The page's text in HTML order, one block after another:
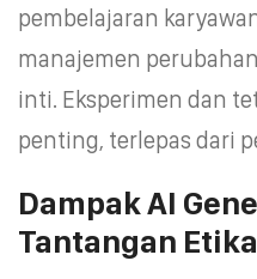
pembelajaran
manajemen
inti. Eksperimen dan
penting, terlepas dari
Dampak AI
Tantangan Etika